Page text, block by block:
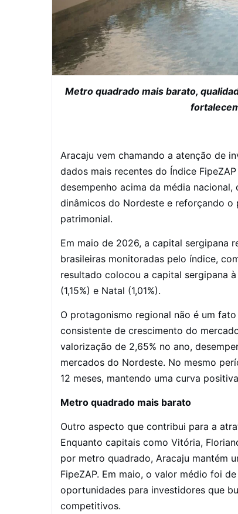
Metro quadrado mais barato,
Aracaju vem chamando a atenção de
dados mais recentes do Índice
desempenho acima da média
dinâmicos do Nordeste e reforçando
patrimonial.
Em maio de 2026, a capital sergipana
brasileiras monitoradas pelo índice,
resultado colocou a capital sergipana
(1,15%) e Natal (1,01%).
O protagonismo regional não é um
consistente de crescimento do
valorização de 2,65% no ano,
mercados do Nordeste. No mesmo
12 meses, mantendo uma curva
Metro quadrado mais barato
Outro aspecto que contribui para a
Enquanto capitais como Vitória,
por metro quadrado, Aracaju mantém
FipeZAP. Em maio, o valor médio foi
oportunidades para investidores que
competitivos.